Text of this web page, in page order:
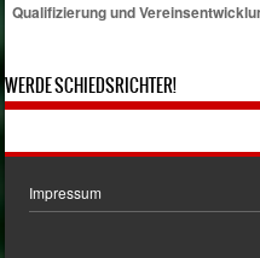
Qualifizierung und
WERDE SCHIEDSRICHTER!
Impressum